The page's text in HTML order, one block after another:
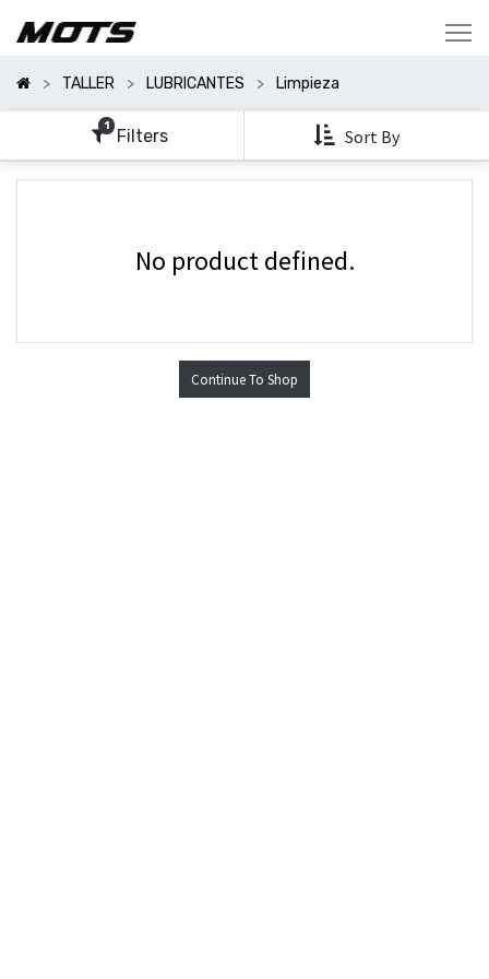
TALLER LUBRICANTES Limpieza
1 Filters Sort By
Categorías
Mostrar
Opciones
No product defined.
Continue To Shop